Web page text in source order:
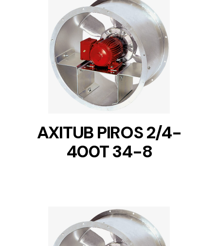
DETAILS
AXITUB PIROS 2/4-
400T 34-8